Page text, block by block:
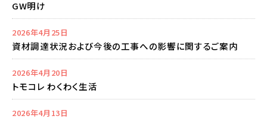
GW明け
2026年4月25日
資材調達状況および今後の工事への影響に関するご案内
2026年4月20日
トモコレ わくわく生活
2026年4月13日